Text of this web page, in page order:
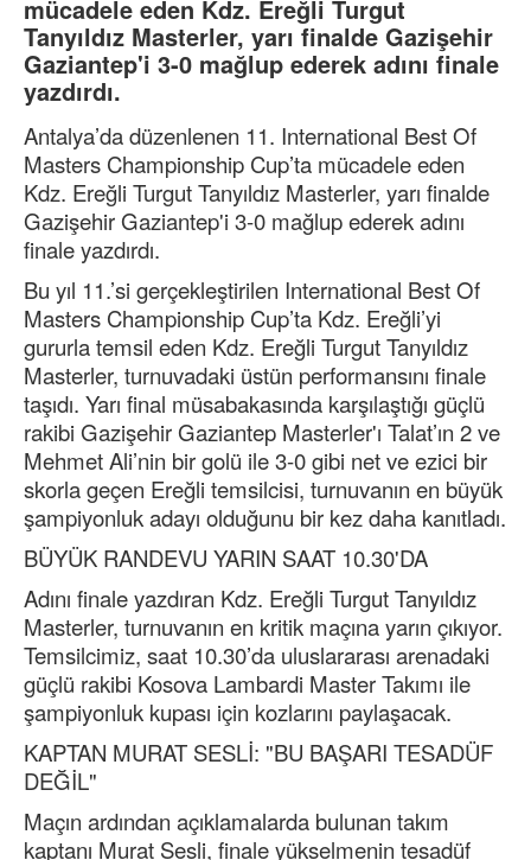
mücadele eden Kdz. Ereğli Turgut
Tanyıldız Masterler, yarı finalde Gazişehir
Gaziantep'i 3-0 mağlup ederek adını finale
yazdırdı.
Antalya’da düzenlenen 11. International Best Of
Masters Championship Cup’ta mücadele eden
Kdz. Ereğli Turgut Tanyıldız Masterler, yarı finalde
Gazişehir Gaziantep'i 3-0 mağlup ederek adını
finale yazdırdı.
Bu yıl 11.’si gerçekleştirilen International Best Of
Masters Championship Cup’ta Kdz. Ereğli’yi
gururla temsil eden Kdz. Ereğli Turgut Tanyıldız
Masterler, turnuvadaki üstün performansını finale
taşıdı. Yarı final müsabakasında karşılaştığı güçlü
rakibi Gazişehir Gaziantep Masterler'ı Talat’ın 2 ve
Mehmet Ali’nin bir golü ile 3-0 gibi net ve ezici bir
skorla geçen Ereğli temsilcisi, turnuvanın en büyük
şampiyonluk adayı olduğunu bir kez daha kanıtladı.
BÜYÜK RANDEVU YARIN SAAT 10.30'DA
Adını finale yazdıran Kdz. Ereğli Turgut Tanyıldız
Masterler, turnuvanın en kritik maçına yarın çıkıyor.
Temsilcimiz, saat 10.30’da uluslararası arenadaki
güçlü rakibi Kosova Lambardi Master Takımı ile
şampiyonluk kupası için kozlarını paylaşacak.
KAPTAN MURAT SESLİ: "BU BAŞARI TESADÜF
DEĞİL"
Maçın ardından açıklamalarda bulunan takım
kaptanı Murat Sesli, finale yükselmenin tesadüf